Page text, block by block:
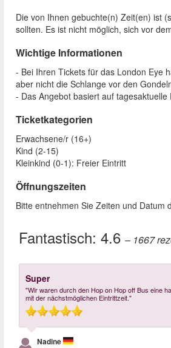
Die von Ihnen gebuchte(n) Zeit(en) ist
sollten. Es ist nicht möglich, sich vor
Wichtige Informationen
- Bei Ihren Tickets für das London Eye
aber nicht die Schlange vor den
- Das Angebot basiert auf
Ticketkategorien
Erwachsene/r (16+)
Kind (2-15)
Kleinkind (0-1): Freier Eintritt
Öffnungszeiten
Bitte entnehmen Sie Zeiten und Datum
Fantastisch: 4.6 – 1667
Super
"Wir waren durch den Hop on Hop off Bus eine
mit der nächstmöglichen Eintrittzeit."
Nadine